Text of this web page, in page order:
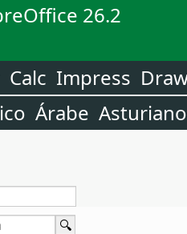
26.2
Calc Impress
Árabe Asturiano